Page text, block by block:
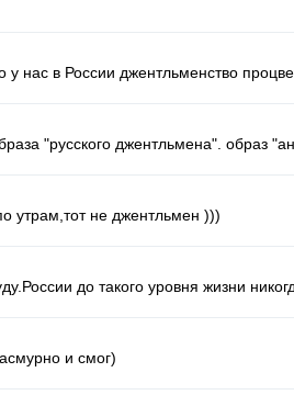
у нас в России джентльменство
"русского джентльмена". образ
утрам,тот не джентльмен )))
до такого уровня жизни
и смог)